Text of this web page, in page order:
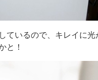
ているので、キレイに
と！